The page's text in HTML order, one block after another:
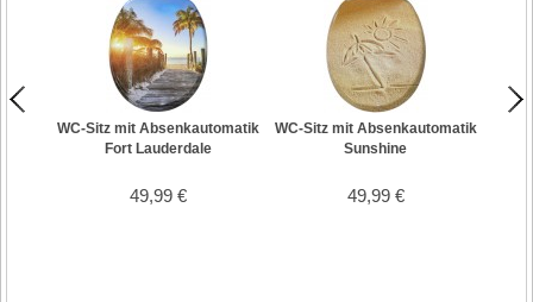
WC-Sitz mit Absenkautomatik
Fort Lauderdale
49,99 €
WC-Sitz mit Absenkautomatik
Sunshine
49,99 €